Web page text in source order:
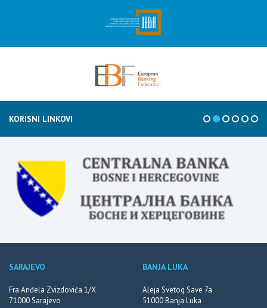
KORISNI LINKOVI
SARAJEVO
Fra Anđela Zvizdovića 1/X
71000 Sarajevo
BANJA LUKA
Aleja Svetog Save 7a
51000 Banja Luka